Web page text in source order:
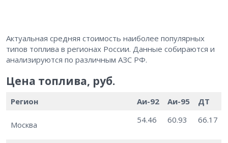
Актуальная средняя стоимость наиболее популярных
типов топлива в регионах России. Данные собираются и
анализируются по различным АЗС РФ.
Цена топлива, руб.
Регион Аи-92 Аи-95 ДТ
Москва 54.46 60.93 66.17